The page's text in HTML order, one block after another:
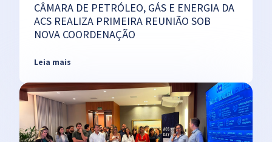
CÂMARA DE PETRÓLEO, GÁS E ENERGIA DA
ACS REALIZA PRIMEIRA REUNIÃO SOB
NOVA COORDENAÇÃO
Leia mais